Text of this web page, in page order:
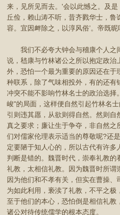
来，见所见而去。'会以此憾之。及是
丘俭，赖山涛不听，昔齐戮华士，
容。宜因衅除之，以淳风俗’。帝既
我们不必夸大钟会与稽康个人之
说，嵇康与竹林诸公之所以抱定政
外，恐怕一个最为重要的原因还在
种联系，除了气味相投外，有的还
冲突不能不影响竹林名士的政治选
峻"的局面，这样便自然引起竹林名
引则违其愿，从欲则得自然。然则
真之要求；廉让生于争夺，非自然
们对儒家伦理表示适当的尊敬呢?还
定要陋于知人心的，所以古代有许
判断是错的。魏晋时代，崇奉礼教
礼教，太相信礼教。因为魏晋时所
因为他们和不孝有关，但实在曹操
为如此利用，亵渎了礼教，不平之
至于他们的本心，恐怕倒是相信礼教
诸公对待传统儒学的根本态度。